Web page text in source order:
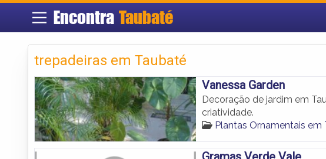
Encontra Taubaté
trepadeiras em Taubaté
Vanessa Garden
Decoração de jardim em
criatividade.
Plantas Ornamentais em